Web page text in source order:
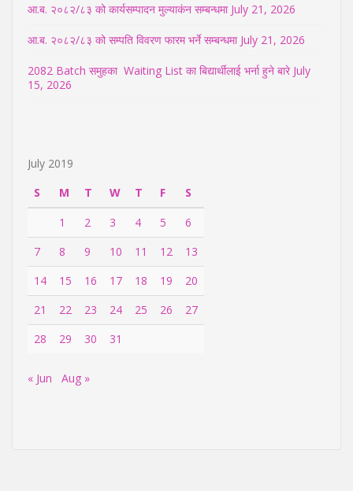
आ.ब. २०८२/८३ को कार्यसम्पादन मुल्याकंन सम्बन्धमा July 21, 2026
आ.ब. २०८२/८३ को सम्पति विवरण फारम भर्ने सम्बन्धमा July 21, 2026
2082 Batch समुहका Waiting List का बिद्यार्थीलाई भर्ना हुने बारे July
15, 2026
July 2019
S
M T W T F
S
1
2 3 4 5
6
7
8 9 10 11 12
13
14
15 16 17 18 19
20
21
22 23 24 25 26
27
28
29 30 31
« Jun Aug »